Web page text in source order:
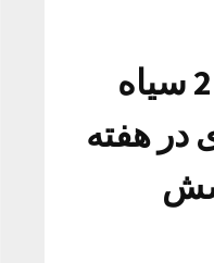
پرسپولیس 3 – 2 سیاه
در هفته